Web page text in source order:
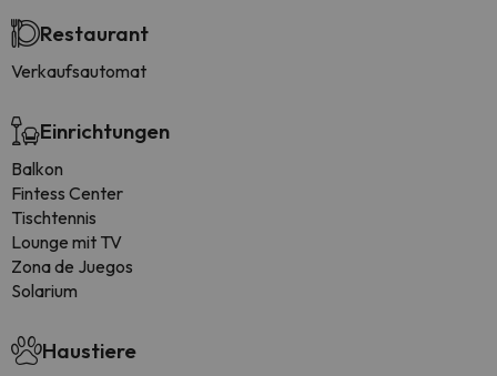
Restaurant
Verkaufsautomat
Einrichtungen
Balkon
Fintess Center
Tischtennis
Lounge mit TV
Zona de Juegos
Solarium
Haustiere